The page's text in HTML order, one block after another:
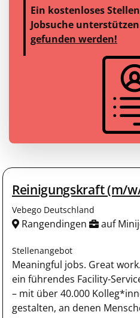
Ein kostenloses
Jobsuche
gefunden werden!
Reinigungskraft (m/
Vebego Deutschland
Rangendingen auf
Stellenangebot
Meaningful jobs. Great
ein führendes Facility-
– mit über 40.000
gestalten, an denen